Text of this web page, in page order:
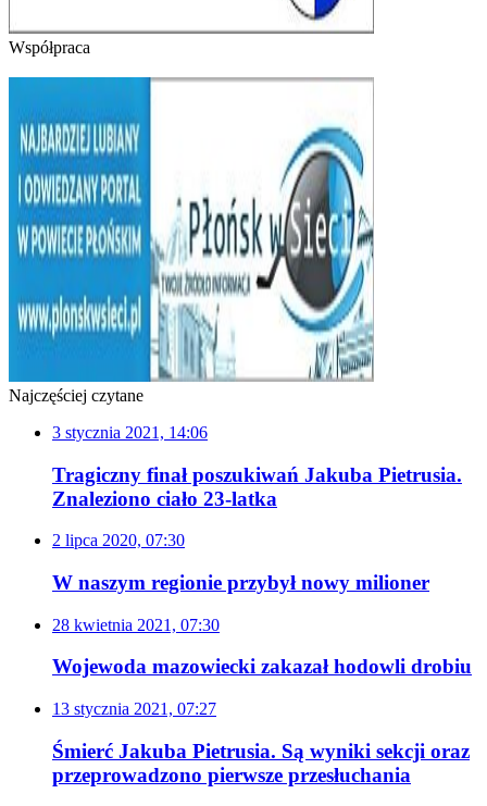
Współpraca
Najczęściej czytane
3 stycznia 2021, 14:06
Tragiczny finał poszukiwań Jakuba Pietrusia.
Znaleziono ciało 23-latka
2 lipca 2020, 07:30
W naszym regionie przybył nowy milioner
28 kwietnia 2021, 07:30
Wojewoda mazowiecki zakazał hodowli drobiu
13 stycznia 2021, 07:27
Śmierć Jakuba Pietrusia. Są wyniki sekcji oraz
przeprowadzono pierwsze przesłuchania